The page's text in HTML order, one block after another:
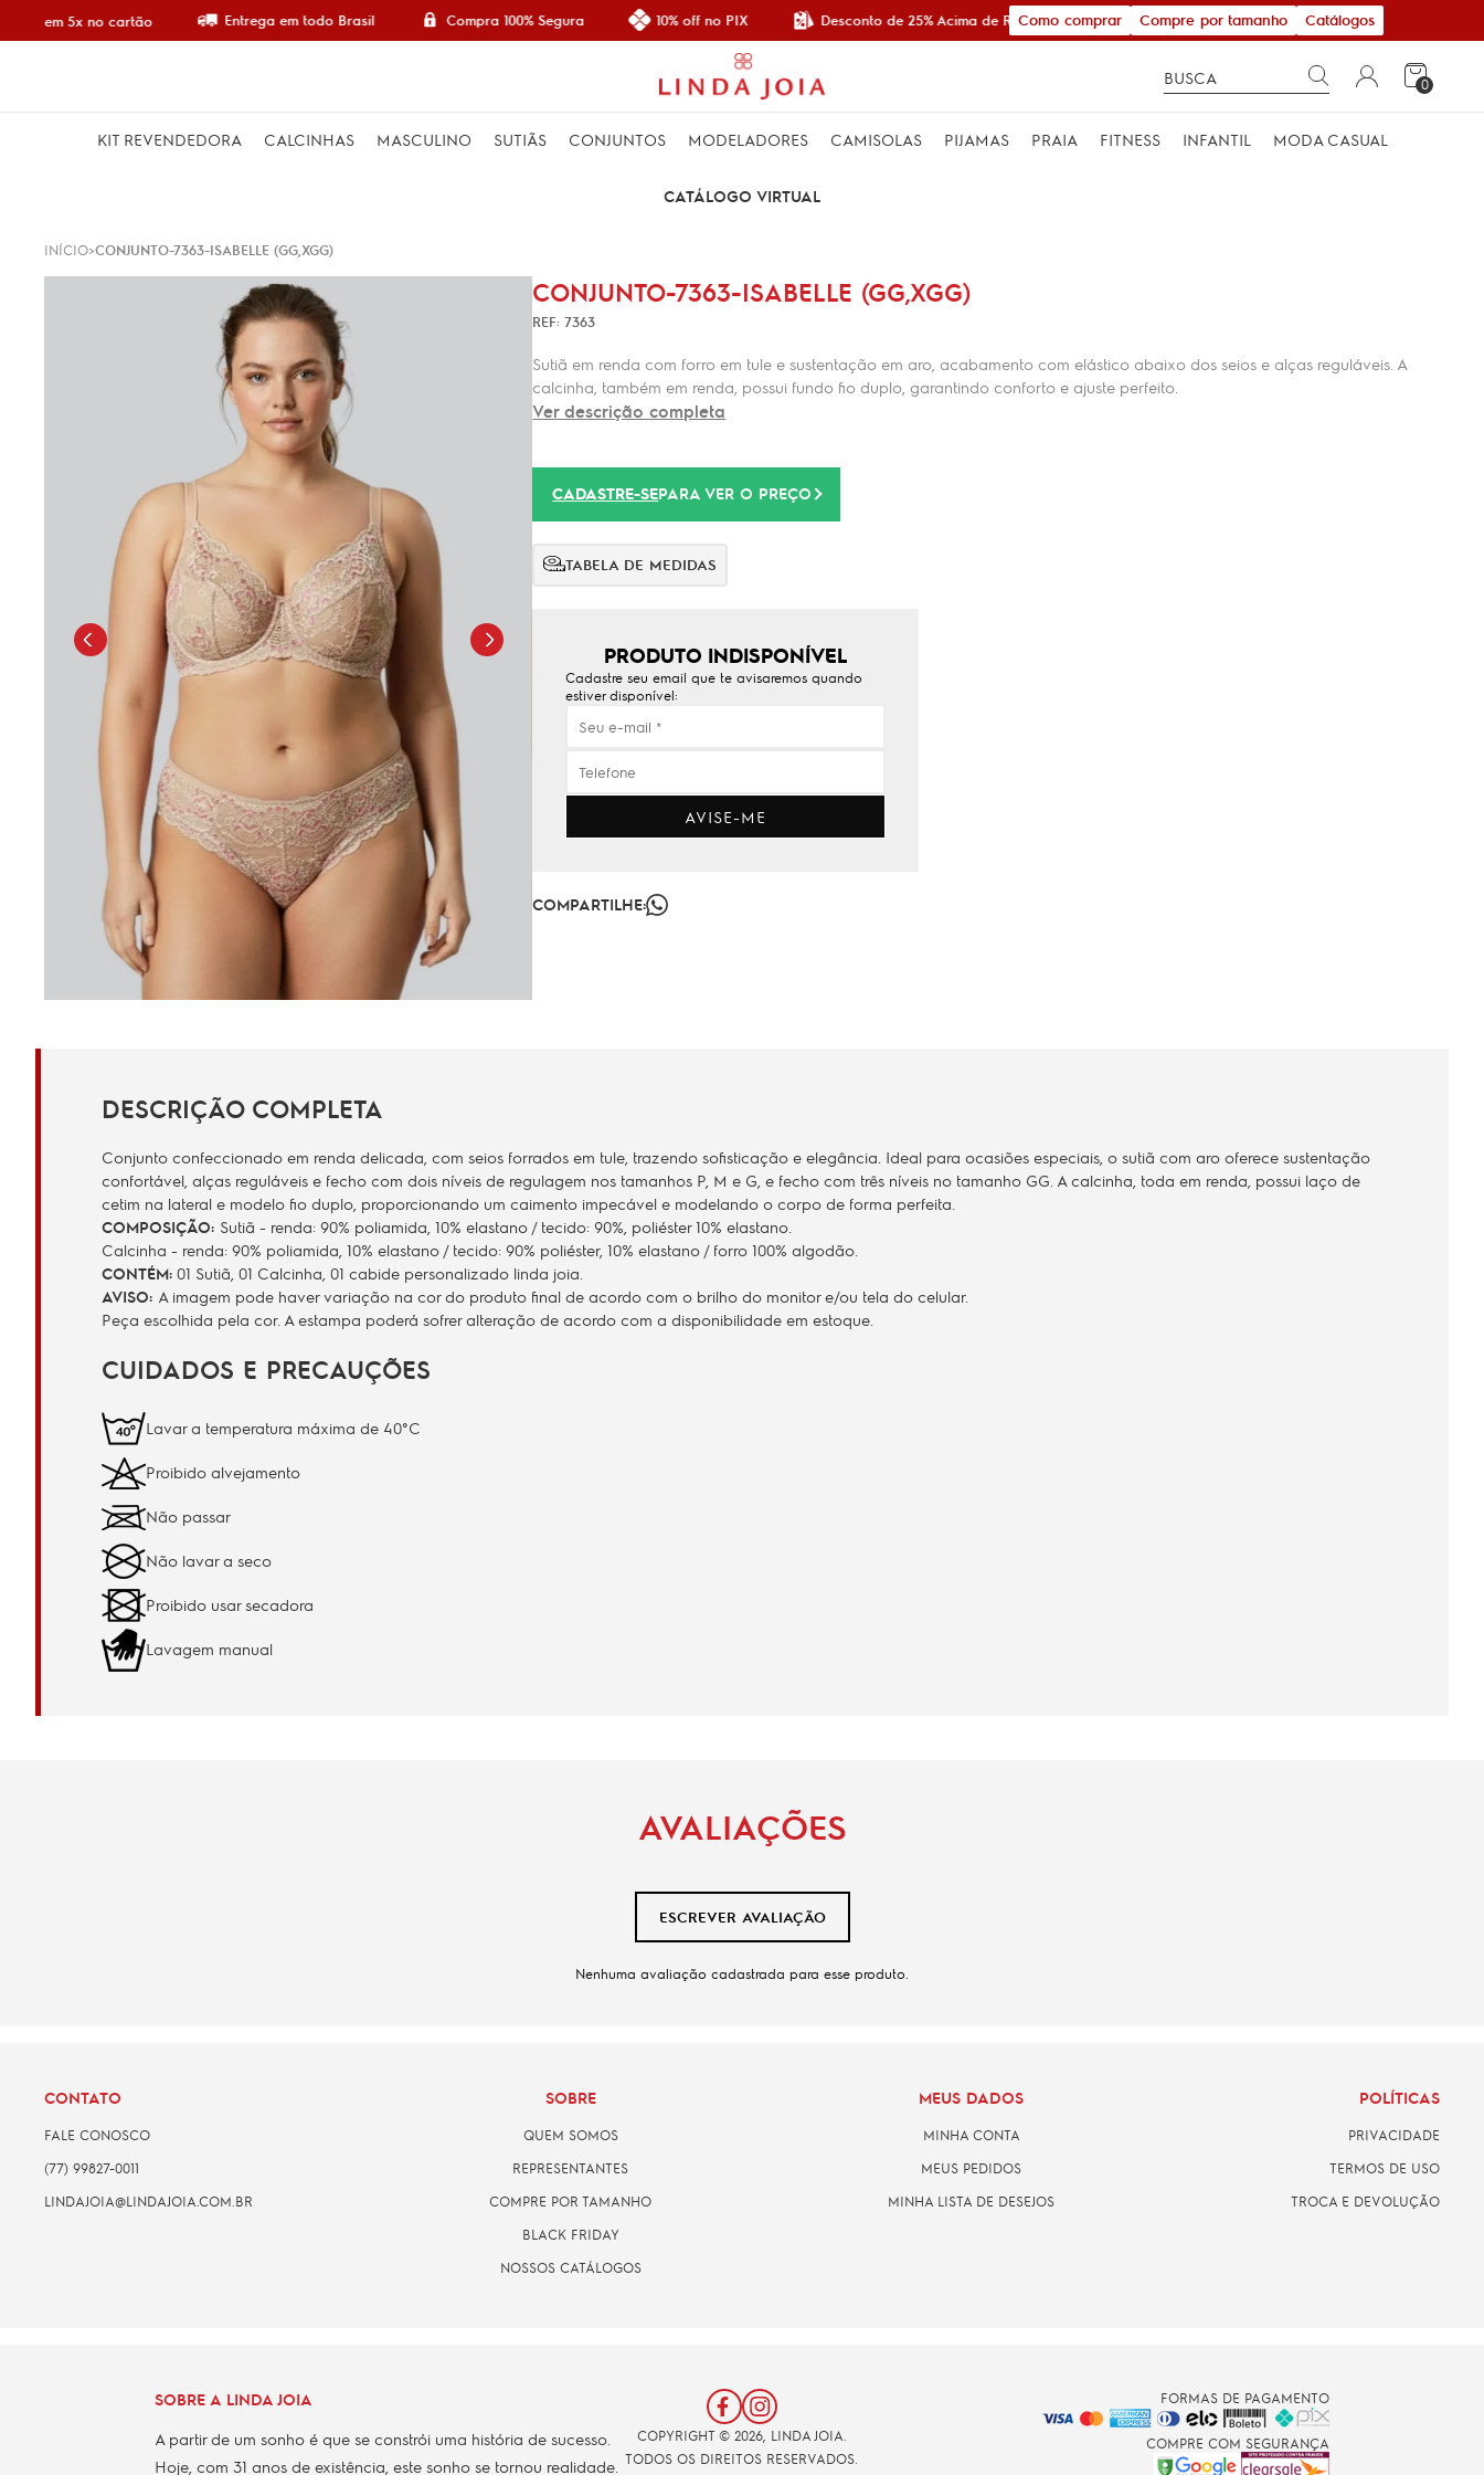
em 5x no cartão Entrega em todo Brasil Compra 100% Segura 10% off no PIX Desconto de 25% Acima de R$ 600,00Como comprar Compre por tamanho Catálogos
0
KIT REVENDEDORA CALCINHAS MASCULINO SUTIÃS CONJUNTOS MODELADORES CAMISOLAS PIJAMAS PRAIA FITNESS INFANTIL MODA CASUAL
CATÁLOGO VIRTUAL
INÍCIO CONJUNTO-7363-ISABELLE (GG,XGG)
CONJUNTO-7363-ISABELLE (GG,XGG)
REF: 7363
Sutiã em renda com forro em tule e sustentação em aro, acabamento com elástico abaixo dos seios e alças reguláveis. A
calcinha, também em renda, possui fundo fio duplo, garantindo conforto e ajuste perfeito.
Ver descrição completa
CADASTRE-SEPARA VER O PREÇO
TABELA DE MEDIDAS
PRODUTO INDISPONÍVEL
Cadastre seu email que te avisaremos quando
estiver disponível:
AVISE-ME
COMPARTILHE:
DESCRIÇÃO COMPLETA
Conjunto confeccionado em renda delicada, com seios forrados em tule, trazendo sofisticação e elegância. Ideal para ocasiões especiais, o sutiã com aro oferece sustentação
confortável, alças reguláveis e fecho com dois níveis de regulagem nos tamanhos P, M e G, e fecho com três níveis no tamanho GG. A calcinha, toda em renda, possui laço de
cetim na lateral e modelo fio duplo, proporcionando um caimento impecável e modelando o corpo de forma perfeita.
COMPOSIÇÃO: Sutiã - renda: 90% poliamida, 10% elastano / tecido: 90%, poliéster 10% elastano.
Calcinha - renda: 90% poliamida, 10% elastano / tecido: 90% poliéster, 10% elastano / forro 100% algodão.
CONTÉM: 01 Sutiã, 01 Calcinha, 01 cabide personalizado linda joia.
AVISO: A imagem pode haver variação na cor do produto final de acordo com o brilho do monitor e/ou tela do celular.
Peça escolhida pela cor. A estampa poderá sofrer alteração de acordo com a disponibilidade em estoque.
CUIDADOS E PRECAUÇÕES
Lavar a temperatura máxima de 40°C
Proibido alvejamento
Não passar
Não lavar a seco
Proibido usar secadora
Lavagem manual
AVALIAÇÕES
ESCREVER AVALIAÇÃO
Nenhuma avaliação cadastrada para esse produto.
CONTATO
FALE CONOSCO
(77) 99827-0011
LINDAJOIA@LINDAJOIA.COM.BR
SOBRE
QUEM SOMOS
REPRESENTANTES
COMPRE POR TAMANHO
BLACK FRIDAY
NOSSOS CATÁLOGOS
MEUS DADOS
MINHA CONTA
MEUS PEDIDOS
MINHA LISTA DE DESEJOS
POLÍTICAS
PRIVACIDADE
TERMOS DE USO
TROCA E DEVOLUÇÃO
SOBRE A LINDA JOIA
A partir de um sonho é que se constrói uma história de sucesso.
Hoje, com 31 anos de existência, este sonho se tornou realidade.
COPYRIGHT © 2026, LINDA JOIA.
TODOS OS DIREITOS RESERVADOS.
FORMAS DE PAGAMENTO
COMPRE COM SEGURANÇA